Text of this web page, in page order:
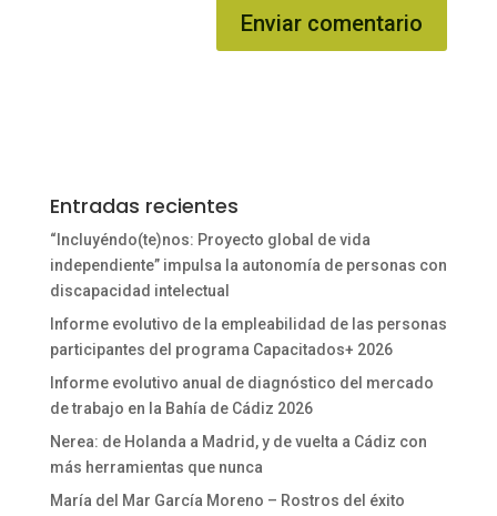
Entradas recientes
“Incluyéndo(te)nos: Proyecto global de vida
independiente” impulsa la autonomía de personas con
discapacidad intelectual
Informe evolutivo de la empleabilidad de las personas
participantes del programa Capacitados+ 2026
Informe evolutivo anual de diagnóstico del mercado
de trabajo en la Bahía de Cádiz 2026
Nerea: de Holanda a Madrid, y de vuelta a Cádiz con
más herramientas que nunca
María del Mar García Moreno – Rostros del éxito